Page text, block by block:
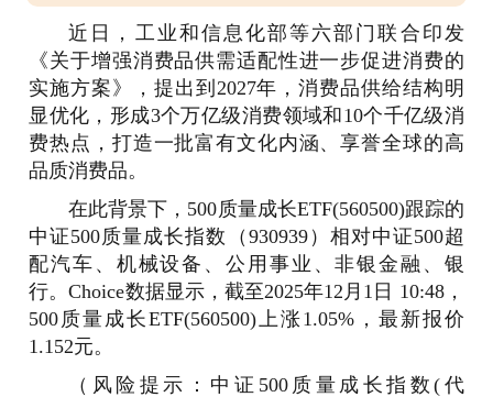
近日，工业和信息化部等六部门联合印发
《关于增强消费品供需适配性进一步促进消费的
实施方案》，提出到2027年，消费品供给结构明
显优化，形成3个万亿级消费领域和10个千亿级消
费热点，打造一批富有文化内涵、享誉全球的高
品质消费品。
在此背景下，500质量成长ETF(560500)跟踪的
中证500质量成长指数（930939）相对中证500超
配汽车、机械设备、公用事业、非银金融、银
行。Choice数据显示，截至2025年12月1日 10:48，
500质量成长ETF(560500)上涨1.05%，最新报价
1.152元。
（风险提示：中证500质量成长指数(代